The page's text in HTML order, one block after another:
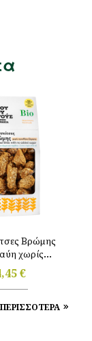
Βρώμης
χωρίς
ζάχαρης
€